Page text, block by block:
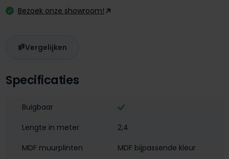
Specificaties
Buigbaar
Lengte in meter
2,4
MDF muurplinten
MDF bijpassende kleur
Bezoek onze showroom!
Vergelijken